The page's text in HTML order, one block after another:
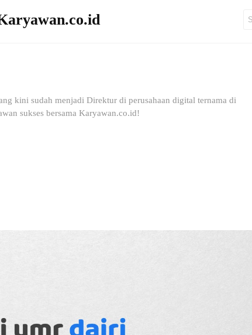
kini sudah menjadi Direktur di perusahaan digital ternama di
sukses bersama Karyawan.co.id!